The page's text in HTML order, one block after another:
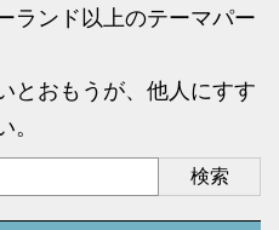
ランド以上のテーマパー
とおもうが、他人にすす
検索